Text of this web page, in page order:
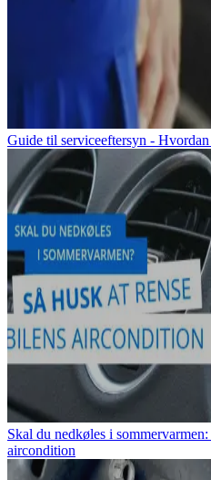
Guide til serviceeftersyn -
Skal du nedkøles i
aircondition